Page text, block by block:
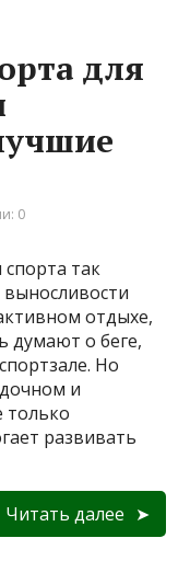
для
0
так
отдыхе,
думают о беге,
Но
и
только
развивать
Читать далее